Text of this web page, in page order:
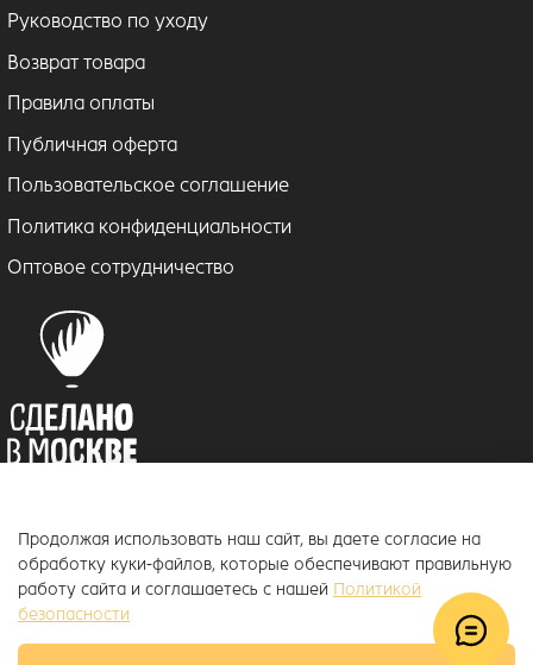
Руководство по уходу
Возврат товара
Правила оплаты
Публичная оферта
Пользовательское соглашение
Политика конфиденциальности
Оптовое сотрудничество
© 2018–2026 ToucanKids ™
Официальный интернет-магазин бренда Toucankids, товары для
новорожденных и детей постарше
Продолжая использовать наш сайт, вы даете согласие на
обработку куки-файлов, которые обеспечивают правильную
работу сайта и соглашаетесь с нашей Политикой
безопасности